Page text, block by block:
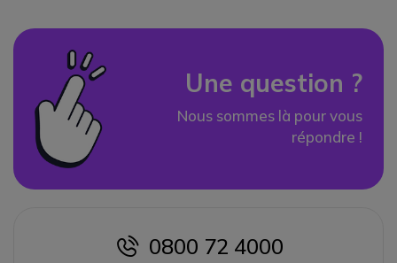
Une question ?
Nous sommes là pour vous
répondre !
icon
0800 72 4000